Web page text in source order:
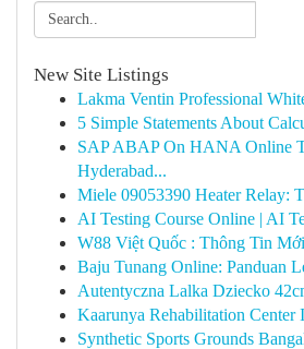
New Site Listings
Lakma Ventin Professional
5 Simple Statements About
SAP ABAP On HANA Online
Hyderabad...
Miele 09053390 Heater Relay:
AI Testing Course Online | AI
W88 Việt Quốc : Thông Tin
Baju Tunang Online: Panduan
Autentyczna Lalka Dziecko
Kaarunya Rehabilitation Center
Synthetic Sports Grounds